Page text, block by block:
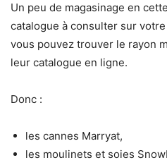
Un peu de magasinage en
catalogue à consulter sur
vous pouvez trouver le rayon
leur catalogue en ligne.
Donc :
les cannes Marryat,
les moulinets et soies